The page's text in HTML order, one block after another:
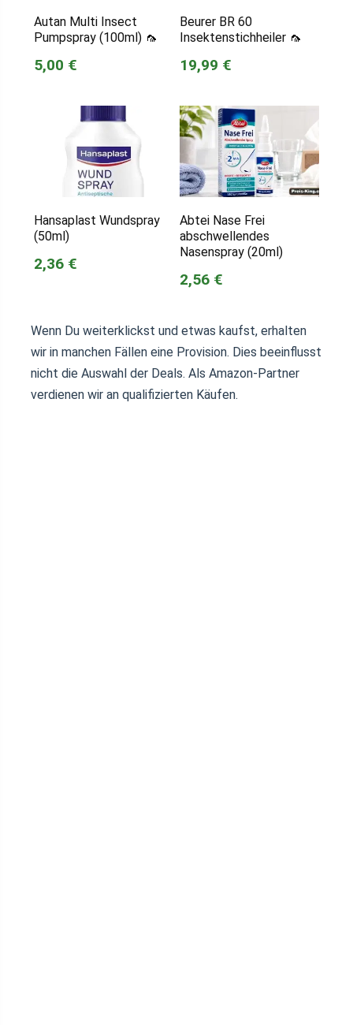
Autan Multi Insect
Pumpspray (100ml) 🦟️
5,00 €
Beurer BR 60
Insektenstichheiler 🦟
19,99 €
Hansaplast Wundspray
(50ml)
2,36 €
Abtei Nase Frei
abschwellendes
Nasenspray (20ml)
2,56 €
Wenn Du weiterklickst und etwas kaufst, erhalten
wir in manchen Fällen eine Provision. Dies beeinflusst
nicht die Auswahl der Deals. Als Amazon-Partner
verdienen wir an qualifizierten Käufen.